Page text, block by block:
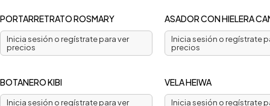
PORTARRETRATO ROSMARY
Inicia sesión o regístrate para ver
precios
ASADOR CON HIELERA
Inicia sesión o regístrate
precios
BOTANERO KIBI
Inicia sesión o regístrate para ver
VELA HEIWA
Inicia sesión o regístrate